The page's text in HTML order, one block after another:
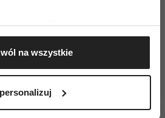
chcielibyśmy również:
dotyczące Twojej lokalizacji
nawet do kilku metrów
urządzenie, aktywnie
wirtualny odcisk palca)
na wszystkie
Atenach".